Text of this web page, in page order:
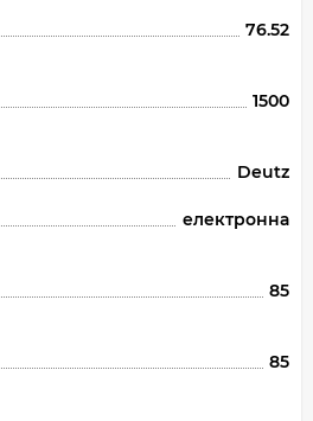
76.52
1500
Deutz
електронна
85
85